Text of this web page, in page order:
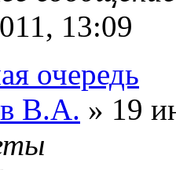
13:09
очередь
В.А. » 19